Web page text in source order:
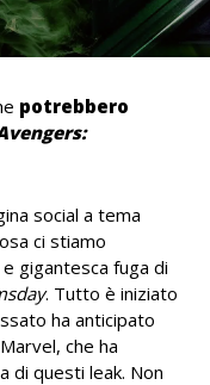
potrebbero
social a tema
ci stiamo
gigantesca fuga di
. Tutto è iniziato
ha anticipato
che ha
di questi leak. Non